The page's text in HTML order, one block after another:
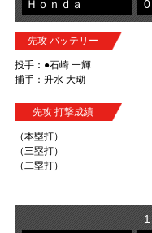
Ｈｏｎｄａ
0
先攻 バッテリー
投手：●石崎 一輝
捕手：升水 大瑚
先攻 打撃成績
（本塁打）
（三塁打）
（二塁打）
1